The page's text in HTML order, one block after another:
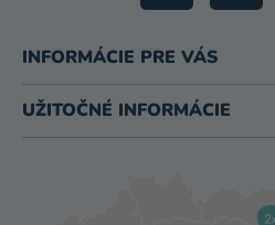
INFORMÁCIE PRE VÁS
UŽITOČNÉ INFORMÁCIE